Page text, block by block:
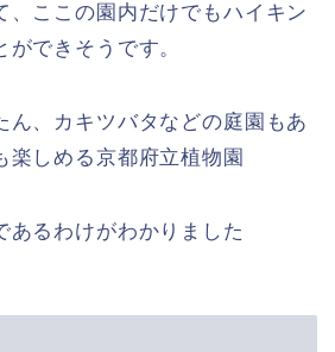
、ここの園内だけでもハイキン
できそうです。
ん、カキツバタなどの庭園もあ
楽しめる京都府立植物園
あるわけがわかりました